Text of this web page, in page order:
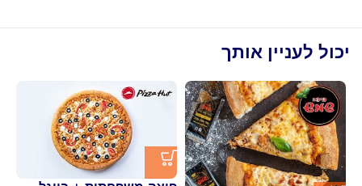
יכול לעניין אותך